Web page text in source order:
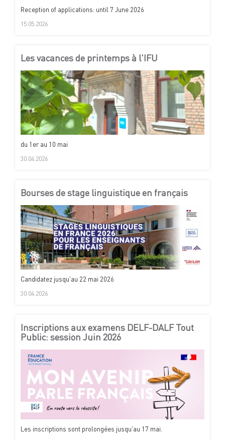
Reception of applications: until 7 June 2026
15.05.2026
Les vacances de printemps à l'IFU
du 1er au 10 mai
30.04.2026
Bourses de stage linguistique en français
Candidatez jusqu'au 22 mai 2026
30.04.2026
Inscriptions aux examens DELF-DALF Tout
Public: session Juin 2026
Les inscriptions sont prolongées jusqu'au 17 mai.